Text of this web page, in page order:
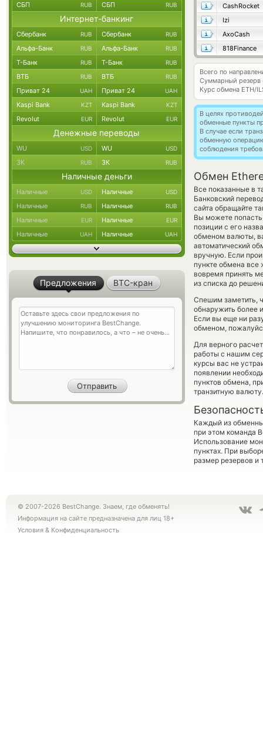
CashRocket
Izi
AxoCash
818Finance
Всего по
Суммарный резерв
Курс обмена ETH/
В целях
обменные пункты
В случае если
обменную
соблюдения
Обмен
Все показанные в
Банковский
сайта обращайте
Вы можете
позиции с его
обменом валюты,
автоматический
вручную. Если
пункте обмена
вовремя принять
из списка до
Спешим заметить,
обнаружить более
Если вы еще ни
обменом,
Для верного
работы с нашим
курсы вас не
появлении
пунктов обмена,
транзитную валюту.
Каждый из
при этом команда
Использование
пунктах. При
размер резервов и
СБП RUB СБП RUB
Интернет-банкинг
Сбербанк RUB Сбербанк RUB
Альфа-Банк RUB Альфа-Банк RUB
Т-Банк RUB Т-Банк RUB
ВТБ RUB ВТБ RUB
Приват 24 UAH Приват 24 UAH
Kaspi Bank KZT Kaspi Bank KZT
Revolut EUR Revolut EUR
Денежные переводы
WU USD WU USD
ЗК RUB ЗК RUB
Наличные деньги
Наличные USD Наличные USD
Наличные RUB Наличные RUB
Наличные EUR Наличные EUR
Наличные UAH Наличные UAH
Предложения BTC-кран
© 2007-2026 BestChange. Знаем, где обменять!
Информация на сайте предназначена для лиц 18+
Условия & Конфиденциальность